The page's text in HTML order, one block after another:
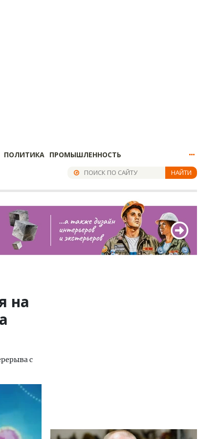
ПОЛИТИКА ПРОМЫШЛЕННОСТЬ
НАЙТИ
на
с